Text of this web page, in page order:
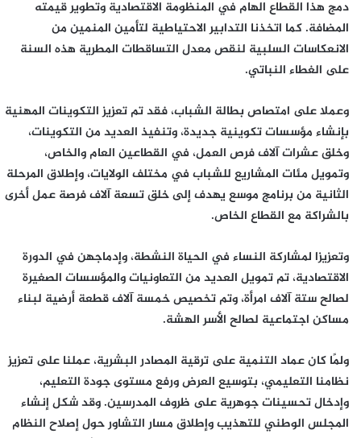
دمج هذا القطاع الهام في المنظومة الاقتصادية وتطوير قيمته
المضافة. كما اتخذنا التدابير الاحتياطية لتأمين المنمين من
الانعكاسات السلبية لنقص معدل التساقطات المطرية هذه السنة
على الغطاء النباتي.
وعملا على امتصاص بطالة الشباب، فقد تم تعزيز التكوينات المهنية
بإنشاء مؤسسات تكوينية جديدة، وتنفيذ العديد من التكوينات،
وخلق عشرات آلاف فرص العمل، في القطاعين العام والخاص،
وتمويل مئات المشاريع للشباب في مختلف الولايات، وإطلاق المرحلة
الثانية من برنامج موسع يهدف إلى خلق تسعة آلاف فرصة عمل أخرى
بالشراكة مع القطاع الخاص.
وتعزيزا لمشاركة النساء في الحياة النشطة، وإدماجهن في الدورة
الاقتصادية، تم تمويل العديد من التعاونيات والمؤسسات الصغيرة
لصالح ستة آلاف امرأة، وتم تخصيص خمسة آلاف قطعة أرضية لبناء
مساكن اجتماعية لصالح الأسر الهشة.
ولمًا كان عماد التنمية على ترقية المصادر البشرية، عملنا على تعزيز
نظامنا التعليمي، بتوسيع العرض ورفع مستوى جودة التعليم،
وإدخال تحسينات جوهرية على ظروف المدرسين. وقد شكل إنشاء
المجلس الوطني للتهذيب وإطلاق مسار التشاور حول إصلاح النظام